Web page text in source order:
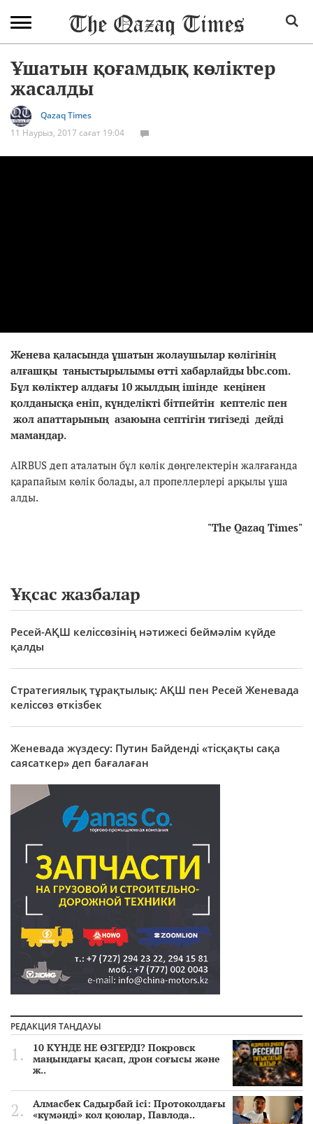
Ұшатын қоғамдық көліктер
жасалды
Qazaq Times
11 Наурыз, 2017 сағат 19:04
Женева қаласында ұшатын жолаушылар көлігінің
алғашқы таныстырылымы өтті хабарлайды bbc.com.
Бұл көліктер алдағы 10 жылдың ішінде кеңінен
қолданысқа еніп, күнделікті бітпейтін кептеліс пен
жол апаттарының азаюына септігін тигізеді дейді
мамандар.
AIRBUS деп аталатын бұл көлік дөңгелектерін жалғағанда
қарапайым көлік болады, ал пропеллерлері арқылы ұша
алды.
"The Qazaq Times"
Ұқсас жазбалар
Ресей-АҚШ келіссөзінің нәтижесі беймәлім күйде
қалды
Стратегиялық тұрақтылық: АҚШ пен Ресей Женевада
келіссөз өткізбек
Женевада жүздесу: Путин Байденді «тісқақты сақа
саясаткер» деп бағалаған
РЕДАКЦИЯ ТАҢДАУЫ
10 КҮНДЕ НЕ ӨЗГЕРДІ? Покровск
маңындағы қасап, дрон соғысы және
ж..
Алмасбек Садырбай ісі: Протоколдағы
«күмәнді» кол қоюлар, Павлода..